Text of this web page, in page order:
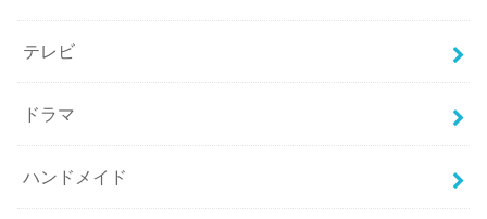
テレビ
ドラマ
ハンドメイド